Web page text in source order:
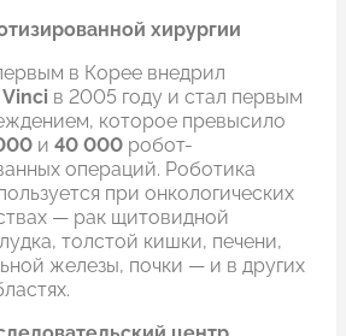
хирургии
в Корее внедрил
в 2005 году и стал первым
которое превысило
и 40 000 робот-
операций. Роботика
при онкологических
— рак щитовидной
толстой кишки, печени,
железы, почки — и в других